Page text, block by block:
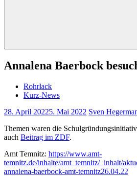
Suchen
Annalena Baerbock
Rohrlack
Kurz-News
28. April 20225. Mai 2022 Sven
Themen waren die
auch Beitrag im ZDF.
Amt Temnitz: https://www.amt-
temnitz.de/inhalte/amt_temnitz/_inhalt/
annalena-baerbock-amt-temnitz26.04.22